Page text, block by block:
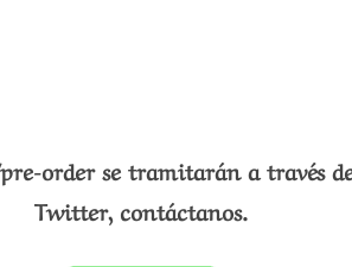
order se tramitarán a través
Twitter, contáctanos.